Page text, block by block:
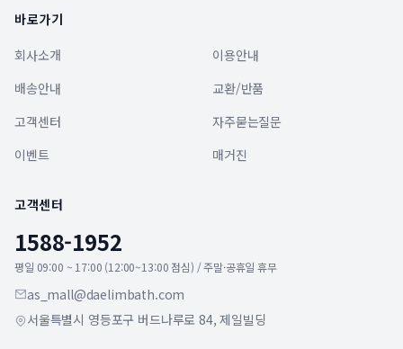
바로가기
회사소개
이용안내
배송안내
교환/반품
고객센터
자주묻는질문
이벤트
매거진
고객센터
1588-1952
평일 09:00 ~ 17:00 (12:00~13:00 점심) / 주말·공휴일 휴무
as_mall@daelimbath.com
서울특별시 영등포구 버드나루로 84, 제일빌딩